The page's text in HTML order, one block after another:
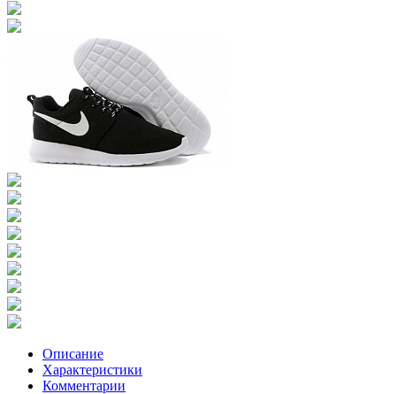
Описание
Характеристики
Комментарии